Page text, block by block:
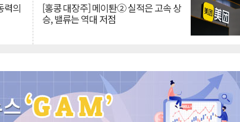
력의 [홍콩 대장주] 메이퇀② 실적은 고속 상
승, 밸류는 역대 저점